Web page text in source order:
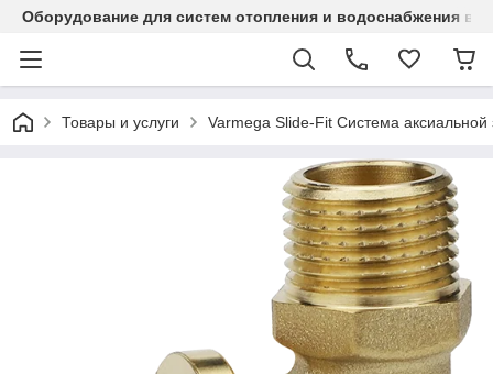
Оборудование для систем отопления и водоснабжения в
Товары и услуги Varmega Slide-Fit Система аксиальной